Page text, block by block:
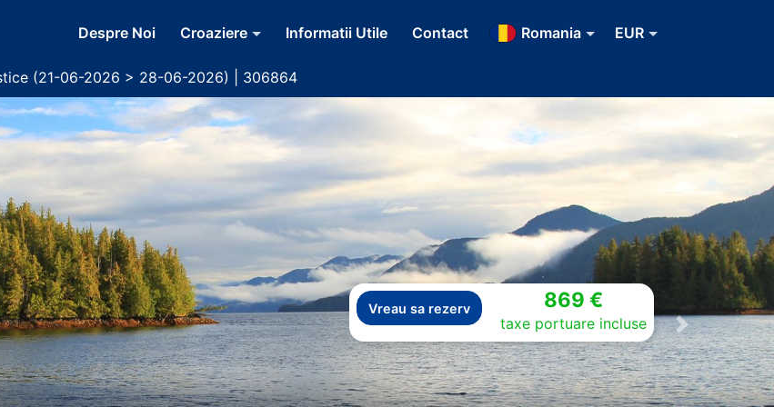
Despre Noi Croaziere Informatii Utile Contact Romania EUR
(21-06-2026 > 28-06-2026) | 306864
Vreau sa rezerv 869 €
taxe portuare incluse
Next